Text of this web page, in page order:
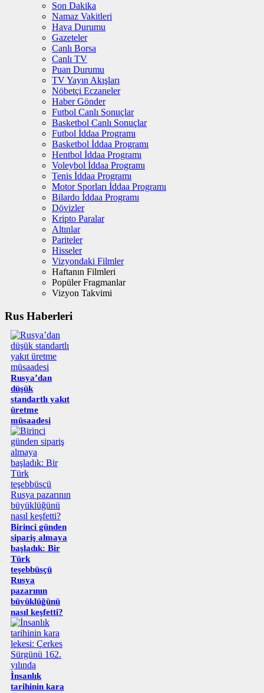
Son Dakika
Namaz Vakitleri
Hava Durumu
Gazeteler
Canlı Borsa
Canlı TV
Puan Durumu
TV Yayın Akışları
Nöbetçi Eczaneler
Haber Gönder
Futbol Canlı Sonuçlar
Basketbol Canlı Sonuçlar
Futbol İddaa Programı
Basketbol İddaa Programı
Hentbol İddaa Programı
Voleybol İddaa Programı
Tenis İddaa Programı
Motor Sporları İddaa Programı
Bilardo İddaa Programı
Dövizler
Kripto Paralar
Altınlar
Pariteler
Hisseler
Vizyondaki Filmler
Haftanın Filmleri
Popüler Fragmanlar
Vizyon Takvimi
Rus Haberleri
Rusya’dan
düşük
standartlı yakıt
üretme
müsaadesi
Birinci günden
sipariş almaya
başladık: Bir
Türk
teşebbüsçü
Rusya
pazarının
büyüklüğünü
nasıl keşfetti?
İnsanlık
tarihinin kara